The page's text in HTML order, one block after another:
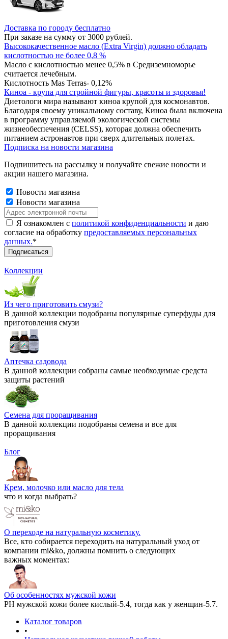
Доставка по городу бесплатно
При заказе на сумму от 3000 рублей.
Высококачественное масло (Extra Virgin) должно обладать
кислотностью не более 0,8 %
Масло с кислотностью менее 0,5% в Средиземноморье
считается лечебным.
Кислотность Mas Terras- 0,12%
Киноа - крупа для стройной фигуры, красоты и здоровья!
Диетологи мира называют киноа крупой для космонавтов.
Благодаря своему уникальному составу, Киноа была включена
в программу управляемой экологической системы
жизнеобеспечения (CELSS), которая должна обеспечить
питанием астронавтов при сверх длительных полетах.
Подписка на новости магазина
Подпишитесь на рассылку и получайте свежие новости и
акции нашего магазина.
Новости магазина
Новости магазина
Я ознакомлен с политикой конфиденциальности и даю
согласие на обработку предоставляемых персональных
данных.*
Коллекции
Из чего приготовить смузи?
В данной коллекции подобраны популярные суперфуды для
приготовления смузи
Аптечка садовода
В данной коллекции собраны самые необходимые средста
защиты растений
Семена для проращивания
В данной коллекции подобраны семена и все для
проращивания
Блог
Крем, молочко или масло для тела
что и когда выбрать?
О переходе на натуральную косметику.
Все, кто собирается переходить на натуральный уход от
компании mi&ko, должны помнить о следующих
важных моментах:
Об особенностях мужской кожи
РН мужской кожи более кислый-5.4, тогда как у женщин-5.7.
Каталог товаров
•